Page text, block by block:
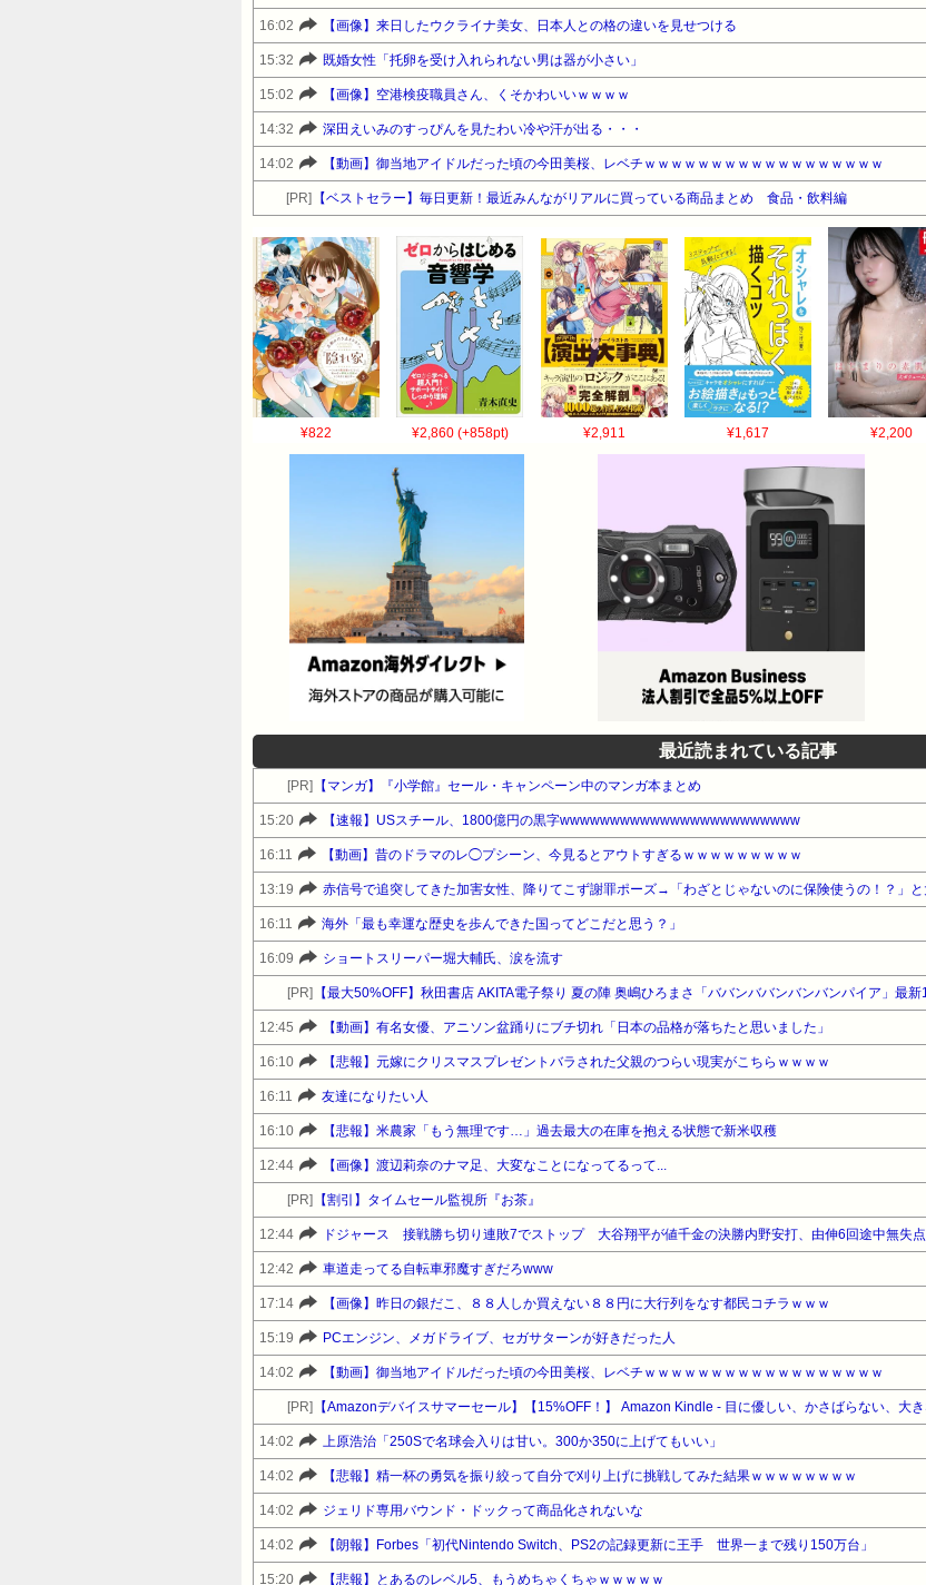
16:02 【画像】来日したウクライナ美女、日本人との格の違いを見せつける
15:32 既婚女性「托卵を受け入れられない男は器が小さい」
15:02 【画像】空港検疫職員さん、くそかわいいｗｗｗｗ
14:32 深田えいみのすっぴんを見たわい冷や汗が出る・・・
14:02 【動画】御当地アイドルだった頃の今田美桜、レベチｗｗｗｗｗｗｗｗｗｗｗｗｗｗｗｗｗｗ
[PR] 【ベストセラー】毎日更新！最近みんながリアルに買っている商品まとめ 食品・飲料編
¥822 ¥2,860 (+858pt) ¥2,911 ¥1,617 ¥2,200
最近読まれている記事
[PR] 【マンガ】『小学館』セール・キャンペーン中のマンガ本まとめ
15:20 【速報】USスチール、1800億円の黒字wwwwwwwwwwwwwwwwwwwwwwww
16:11 【動画】昔のドラマのレ◯プシーン、今見るとアウトすぎるｗｗｗｗｗｗｗｗｗ
13:19
16:11 海外「最も幸運な歴史を歩んできた国ってどこだと思う？」
16:09 ショートスリーパー堀大輔氏、涙を流す
[PR]
12:45 【動画】有名女優、アニソン盆踊りにブチ切れ「日本の品格が落ちたと思いました」
16:10 【悲報】元嫁にクリスマスプレゼントバラされた父親のつらい現実がこちらｗｗｗｗ
16:11 友達になりたい人
16:10 【悲報】米農家「もう無理です…」過去最大の在庫を抱える状態で新米収穫
12:44 【画像】渡辺莉奈のナマ足、大変なことになってるって...
[PR] 【割引】タイムセール監視所『お茶』
12:44 ドジャース 接戦勝ち切り連敗7でストップ 大谷翔平が値千金の決勝内野安打、由伸6回途中無失点
12:42 車道走ってる自転車邪魔すぎだろwww
17:14 【画像】昨日の銀だこ、８８人しか買えない８８円に大行列をなす都民コチラｗｗｗ
15:19 PCエンジン、メガドライブ、セガサターンが好きだった人
14:02 【動画】御当地アイドルだった頃の今田美桜、レベチｗｗｗｗｗｗｗｗｗｗｗｗｗｗｗｗｗｗ
[PR]
14:02 上原浩治「250Sで名球会入りは甘い。300か350に上げてもいい」
14:02 【悲報】精一杯の勇気を振り絞って自分で刈り上げに挑戦してみた結果ｗｗｗｗｗｗｗｗ
14:02 ジェリド専用バウンド・ドックって商品化されないな
14:02 【朗報】Forbes「初代Nintendo Switch、PS2の記録更新に王手 世界一まで残り150万台」
15:20 【悲報】とあるのレベル5、もうめちゃくちゃｗｗｗｗｗ